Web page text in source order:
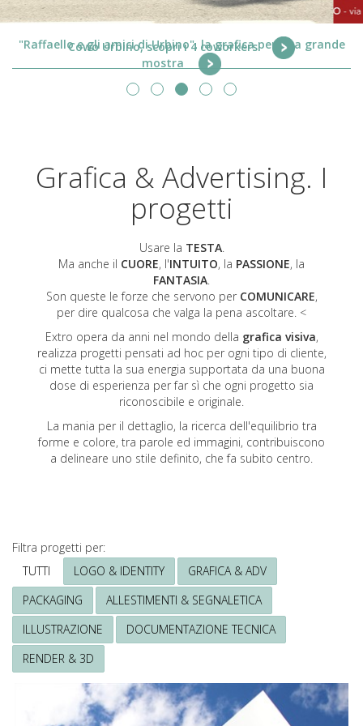
Cowo Urbino, scopri i 4 coworkers
Grafica & Advertising. I
progetti
Usare la TESTA.
Ma anche il CUORE, l'INTUITO, la PASSIONE, la
FANTASIA.
Son queste le forze che servono per COMUNICARE,
per dire qualcosa che valga la pena ascoltare. <
Extro opera da anni nel mondo della grafica visiva,
realizza progetti pensati ad hoc per ogni tipo di cliente,
ci mette tutta la sua energia supportata da una buona
dose di esperienza per far sì che ogni progetto sia
riconoscibile e originale.
La mania per il dettaglio, la ricerca dell'equilibrio tra
forme e colore, tra parole ed immagini, contribuiscono
a delineare uno stile definito, che fa subito centro.
Filtra progetti per:
Ricerca
Grafica
TUTTI LOGO & IDENTITY
GRAFICA & ADV
PACKAGING
ALLESTIMENTI & SEGNALETICA
ILLUSTRAZIONE
DOCUMENTAZIONE TECNICA
RENDER & 3D